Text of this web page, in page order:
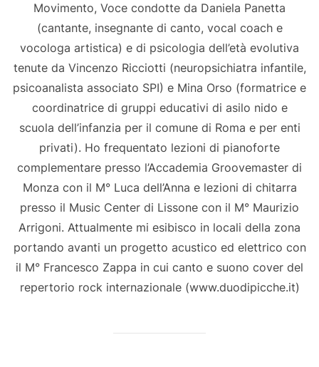
Movimento, Voce condotte da Daniela Panetta
(cantante, insegnante di canto, vocal coach e
vocologa artistica) e di psicologia dell’età evolutiva
tenute da Vincenzo Ricciotti (neuropsichiatra infantile,
psicoanalista associato SPI) e Mina Orso (formatrice e
coordinatrice di gruppi educativi di asilo nido e
scuola dell’infanzia per il comune di Roma e per enti
privati). Ho frequentato lezioni di pianoforte
complementare presso l’Accademia Groovemaster di
Monza con il M° Luca dell’Anna e lezioni di chitarra
presso il Music Center di Lissone con il M° Maurizio
Arrigoni. Attualmente mi esibisco in locali della zona
portando avanti un progetto acustico ed elettrico con
il M° Francesco Zappa in cui canto e suono cover del
repertorio rock internazionale (www.duodipicche.it)